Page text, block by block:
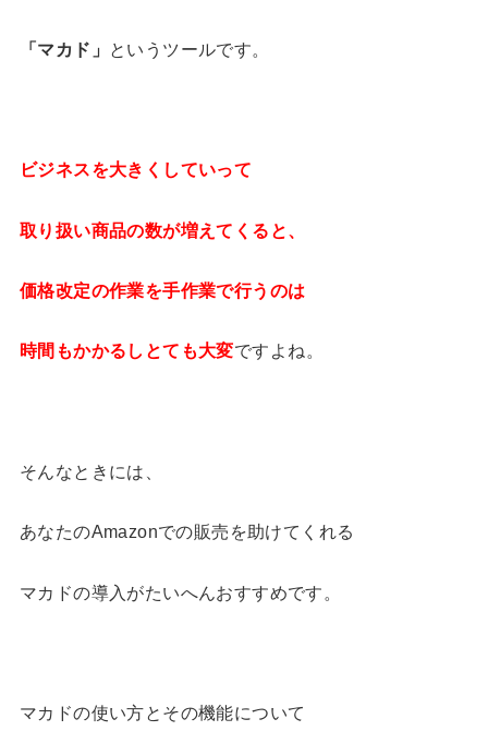
「マカド」 というツールです。
ビジネスを大きくしていって
取り扱い商品の数が増えてくると、
価格改定の作業を手作業で行うのは
時間もかかるしとても大変ですよね。
そんなときには、
あなたのAmazonでの販売を助けてくれる
マカドの導入がたいへんおすすめです。
マカドの使い方とその機能について